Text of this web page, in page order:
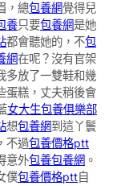
，總包養網覺得兒
養只要包養網是她
都會聽她的，不包
網在呢？沒有官架
多放了一雙鞋和幾
蛋糕，丈夫稍後會
女大生包養俱樂部
想包養網到這丫鬟
不過包養價格ptt
意外包養包養網 。
僕包養價格ptt自